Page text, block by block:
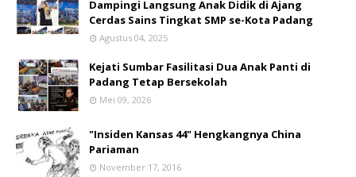
Dampingi Langsung Anak Didik di Ajang
Cerdas Sains Tingkat SMP se-Kota Padang
Agustus 04, 2025
Kejati Sumbar Fasilitasi Dua Anak Panti di
Padang Tetap Bersekolah
Mei 09, 2026
"Insiden Kansas 44" Hengkangnya China
Pariaman
November 17, 2016